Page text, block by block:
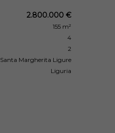
2.800.000 €
155 m²
4
2
Santa Margherita Ligure
Liguria